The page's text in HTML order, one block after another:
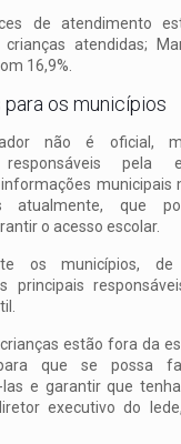
de atendimento
atendidas;
16,9%.
os municípios
não é oficial,
responsáveis pela
municipais
atualmente, que
o acesso escolar.
os municípios,
principais
estão fora da
que se possa
las e garantir que
executivo do